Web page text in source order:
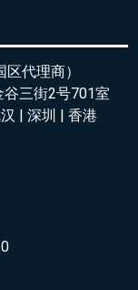
代理商）
三街2号701室
| 深圳 | 香港